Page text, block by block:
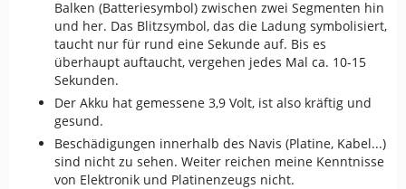
Balken (Batteriesymbol) zwischen zwei Segmenten hin
und her. Das Blitzsymbol, das die Ladung symbolisiert,
taucht nur für rund eine Sekunde auf. Bis es
überhaupt auftaucht, vergehen jedes Mal ca. 10-15
Sekunden.
Der Akku hat gemessene 3,9 Volt, ist also kräftig und
gesund.
Beschädigungen innerhalb des Navis (Platine, Kabel...)
sind nicht zu sehen. Weiter reichen meine Kenntnisse
von Elektronik und Platinenzeugs nicht.